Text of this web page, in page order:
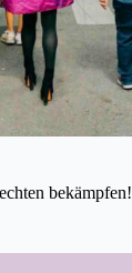
bekämpfen!